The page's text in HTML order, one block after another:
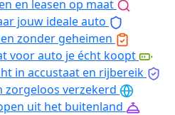
en leasen op maat
jouw ideale auto
zonder geheimen
voor auto je écht koopt
in accustaat en rijbereik
zorgeloos verzekerd
uit het buitenland